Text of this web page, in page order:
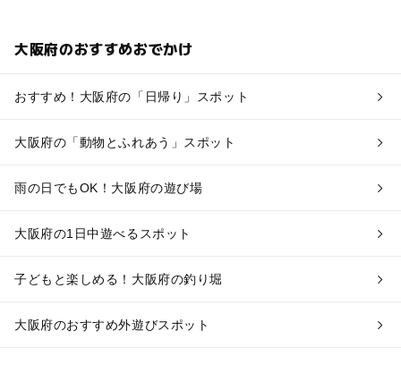
大阪府のおすすめおでかけ
おすすめ！大阪府の「日帰り」スポット
大阪府の「動物とふれあう」スポット
雨の日でもOK！大阪府の遊び場
大阪府の1日中遊べるスポット
子どもと楽しめる！大阪府の釣り堀
大阪府のおすすめ外遊びスポット